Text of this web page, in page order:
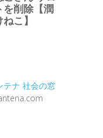
テナ 社会の窓